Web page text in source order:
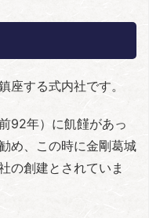
座する式内社です。
92年）に飢饉があっ
め、この時に金剛葛城
の創建とされていま